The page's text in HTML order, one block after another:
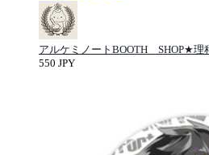
アルケミノートBOOTH SHOP★理
550 JPY